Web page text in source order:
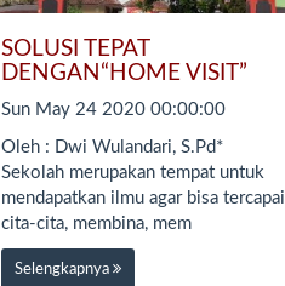
SOLUSI TEPAT
DENGAN“HOME VISIT”
Sun May 24 2020 00:00:00
Oleh : Dwi Wulandari, S.Pd*
Sekolah merupakan tempat untuk
mendapatkan ilmu agar bisa tercapai
cita-cita, membina, mem
Selengkapnya